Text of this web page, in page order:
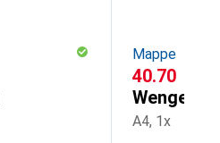
Mappe
CHF
40.70
Wenger
A4, 1x